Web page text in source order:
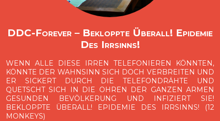
DDC-Forever – Bekloppte Überall! Epidemie
Des Irrsinns!
WENN ALLE DIESE IRREN TELEFONIEREN KÖNNTEN,
KÖNNTE DER WAHNSINN SICH DOCH VERBREITEN UND
ER SICKERT DURCH DIE TELEFONDRÄHTE UND
QUETSCHT SICH IN DIE OHREN DER GANZEN ARMEN
GESUNDEN BEVÖLKERUNG UND INFIZIERT SIE!
BEKLOPPTE ÜBERALL! EPIDEMIE DES IRRSINNS! (12
MONKEYS)